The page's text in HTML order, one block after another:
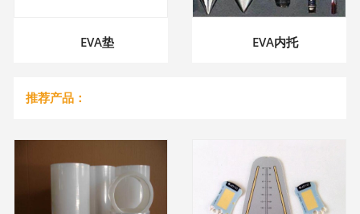
EVA垫 EVA内托
推荐产品：